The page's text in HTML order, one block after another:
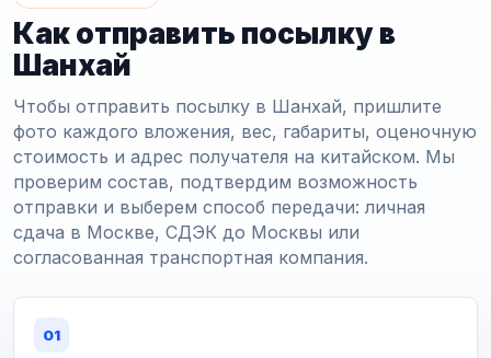
Как отправить посылку в
Шанхай
Чтобы отправить посылку в Шанхай, пришлите
фото каждого вложения, вес, габариты, оценочную
стоимость и адрес получателя на китайском. Мы
проверим состав, подтвердим возможность
отправки и выберем способ передачи: личная
сдача в Москве, СДЭК до Москвы или
согласованная транспортная компания.
01